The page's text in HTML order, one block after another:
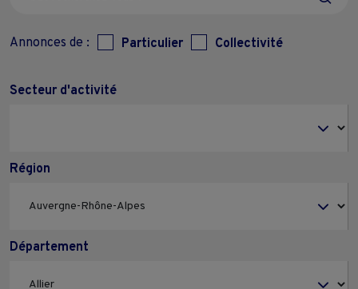
Annonces de : Particulier Collectivité
Secteur d'activité
Région
Département